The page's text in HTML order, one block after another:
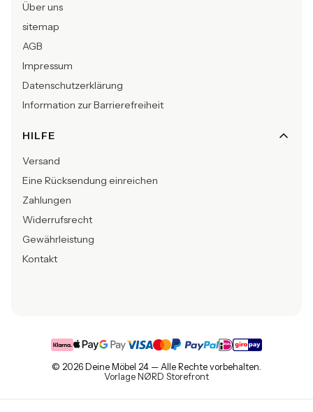
Über uns
sitemap
AGB
Impressum
Datenschutzerklärung
Information zur Barrierefreiheit
HILFE
Versand
Eine Rücksendung einreichen
Zahlungen
Widerrufsrecht
Gewährleistung
Kontakt
© 2026 Deine Möbel 24 — Alle Rechte vorbehalten.
Vorlage NØRD Storefront